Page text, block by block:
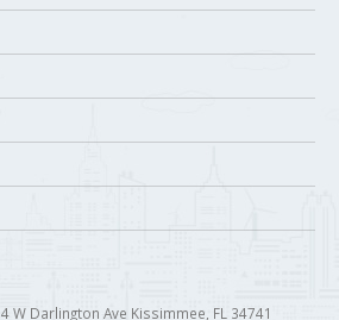
4 W Darlington Ave Kissimmee, FL 34741